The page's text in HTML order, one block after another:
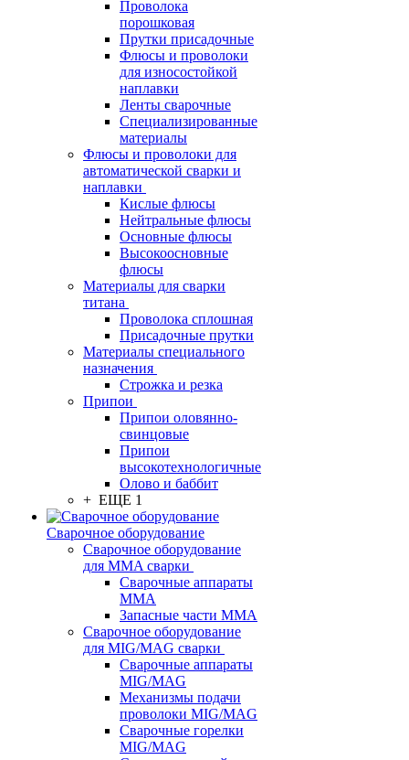
Проволока
порошковая
Прутки присадочные
Флюсы и проволоки
для износостойкой
наплавки
Ленты сварочные
Специализированные
материалы
Флюсы и проволоки для
автоматической сварки и
наплавки
Кислые флюсы
Нейтральные флюсы
Основные флюсы
Высокоосновные
флюсы
Материалы для сварки
титана
Проволока сплошная
Присадочные прутки
Материалы специального
назначения
Строжка и резка
Припои
Припои оловянно-
свинцовые
Припои
высокотехнологичные
Олово и баббит
+ ЕЩЕ 1
Сварочное оборудование
Сварочное оборудование
для MMA сварки
Сварочные аппараты
MMA
Запасные части MMA
Сварочное оборудование
для MIG/MAG сварки
Сварочные аппараты
MIG/MAG
Механизмы подачи
проволоки MIG/MAG
Сварочные горелки
MIG/MAG